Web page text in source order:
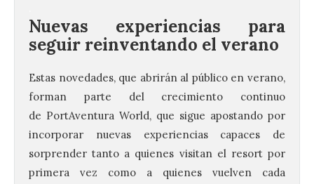
Nuevas experiencias para
seguir reinventando el verano
Estas novedades, que abrirán al público en verano,
forman parte del crecimiento continuo
de PortAventura World, que sigue apostando por
incorporar nuevas experiencias capaces de
sorprender tanto a quienes visitan el resort por
primera vez como a quienes vuelven cada
La UPSA impulsa la
creación musical con el I
Concurso Internacional de
Composición Coral Sacra
8 Ago 2026